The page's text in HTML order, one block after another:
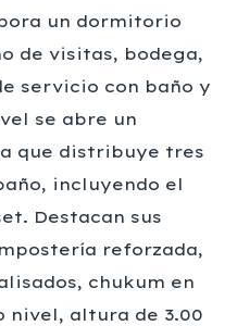
un dormitorio
de visitas, bodega,
servicio con baño y
se abre un
que distribuye tres
incluyendo el
Destacan sus
reforzada,
chukum en
nivel, altura de 3.00